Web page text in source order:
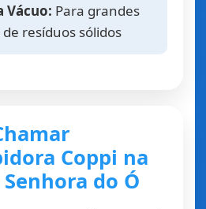
Vácuo: Para grandes
resíduos sólidos
Coppi na
do Ó